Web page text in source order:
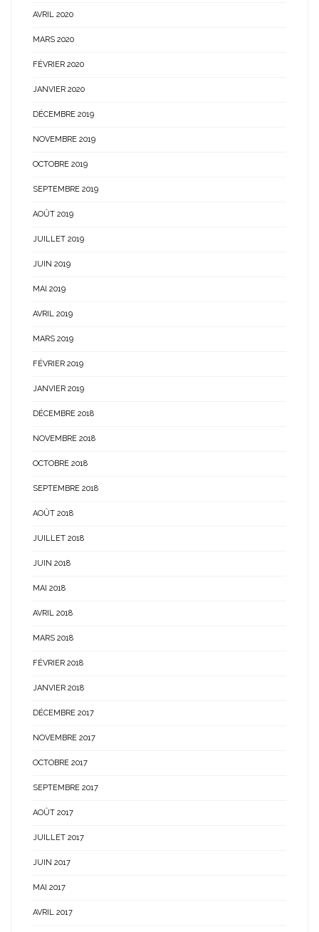
AVRIL 2020
MARS 2020
FÉVRIER 2020
JANVIER 2020
DÉCEMBRE 2019
NOVEMBRE 2019
OCTOBRE 2019
SEPTEMBRE 2019
AOÛT 2019
JUILLET 2019
JUIN 2019
MAI 2019
AVRIL 2019
MARS 2019
FÉVRIER 2019
JANVIER 2019
DÉCEMBRE 2018
NOVEMBRE 2018
OCTOBRE 2018
SEPTEMBRE 2018
AOÛT 2018
JUILLET 2018
JUIN 2018
MAI 2018
AVRIL 2018
MARS 2018
FÉVRIER 2018
JANVIER 2018
DÉCEMBRE 2017
NOVEMBRE 2017
OCTOBRE 2017
SEPTEMBRE 2017
AOÛT 2017
JUILLET 2017
JUIN 2017
MAI 2017
AVRIL 2017